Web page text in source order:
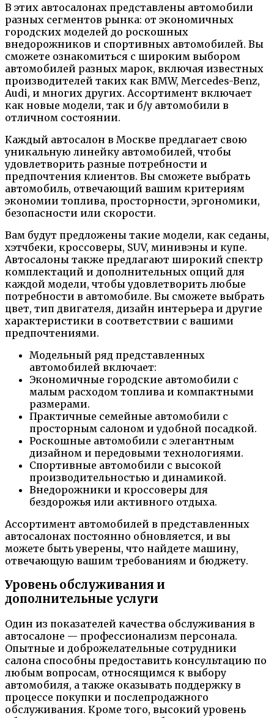
В этих автосалонах представлены автомобили
разных сегментов рынка: от экономичных
городских моделей до роскошных
внедорожников и спортивных автомобилей. Вы
сможете ознакомиться с широким выбором
автомобилей разных марок, включая известных
производителей таких как BMW, Mercedes-Benz,
Audi, и многих других. Ассортимент включает
как новые модели, так и б/у автомобили в
отличном состоянии.
Каждый автосалон в Москве предлагает свою
уникальную линейку автомобилей, чтобы
удовлетворить разные потребности и
предпочтения клиентов. Вы сможете выбрать
автомобиль, отвечающий вашим критериям
экономии топлива, просторности, эргономики,
безопасности или скорости.
Вам будут предложены такие модели, как седаны,
хэтчбеки, кроссоверы, SUV, минивэны и купе.
Автосалоны также предлагают широкий спектр
комплектаций и дополнительных опций для
каждой модели, чтобы удовлетворить любые
потребности в автомобиле. Вы сможете выбрать
цвет, тип двигателя, дизайн интерьера и другие
характеристики в соответствии с вашими
предпочтениями.
Модельный ряд представленных
автомобилей включает:
Экономичные городские автомобили с
малым расходом топлива и компактными
размерами.
Практичные семейные автомобили с
просторным салоном и удобной посадкой.
Роскошные автомобили с элегантным
дизайном и передовыми технологиями.
Спортивные автомобили с высокой
производительностью и динамикой.
Внедорожники и кроссоверы для
бездорожья или активного отдыха.
Ассортимент автомобилей в представленных
автосалонах постоянно обновляется, и вы
можете быть уверены, что найдете машину,
отвечающую вашим требованиям и бюджету.
Уровень обслуживания и
дополнительные услуги
Один из показателей качества обслуживания в
автосалоне — профессионализм персонала.
Опытные и доброжелательные сотрудники
салона способны предоставить консультацию по
любым вопросам, относящимся к выбору
автомобиля, а также оказывать поддержку в
процессе покупки и послепродажного
обслуживания. Кроме того, высокий уровень